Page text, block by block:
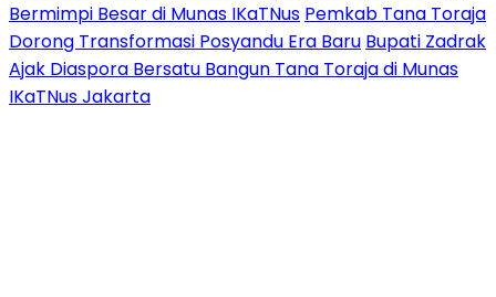
Bermimpi Besar di Munas IKaTNus Pemkab Tana Toraja
Dorong Transformasi Posyandu Era Baru Bupati Zadrak
Ajak Diaspora Bersatu Bangun Tana Toraja di Munas
IKaTNus Jakarta